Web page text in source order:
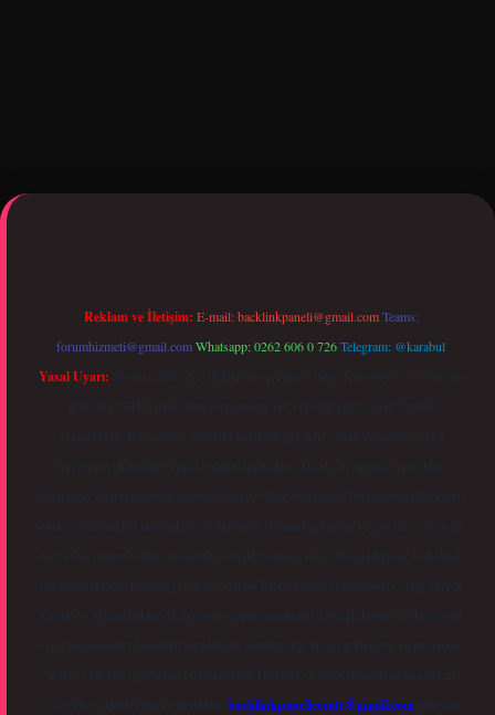
bet giriştulipbetgiris.org
Reklam ve İletişim: E-mail:backlinkpaneli@gmail.com Teams:
forumhizmeti@gmail.comWhatsapp: 0262 606 0 726Telegram: @karabul
Yasal Uyarı:
backlinkpanelicomtr@gmail.comadresine